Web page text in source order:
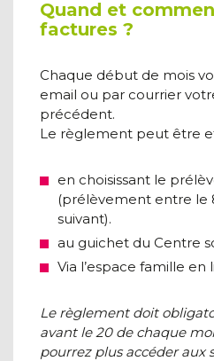
Quand et
factures ?
Chaque début de mois
email ou par courrier
précédent.
Le règlement peut être
en choisissant le
(prélèvement entre le
suivant).
au guichet du Centre
Via l’espace famille en
Le règlement doit
avant le 20 de chaque
pourrez plus accéder aux